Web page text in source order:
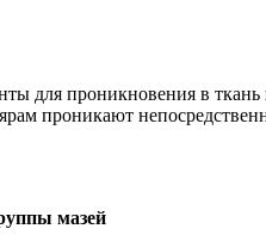
для проникновения в ткань
проникают
мазей